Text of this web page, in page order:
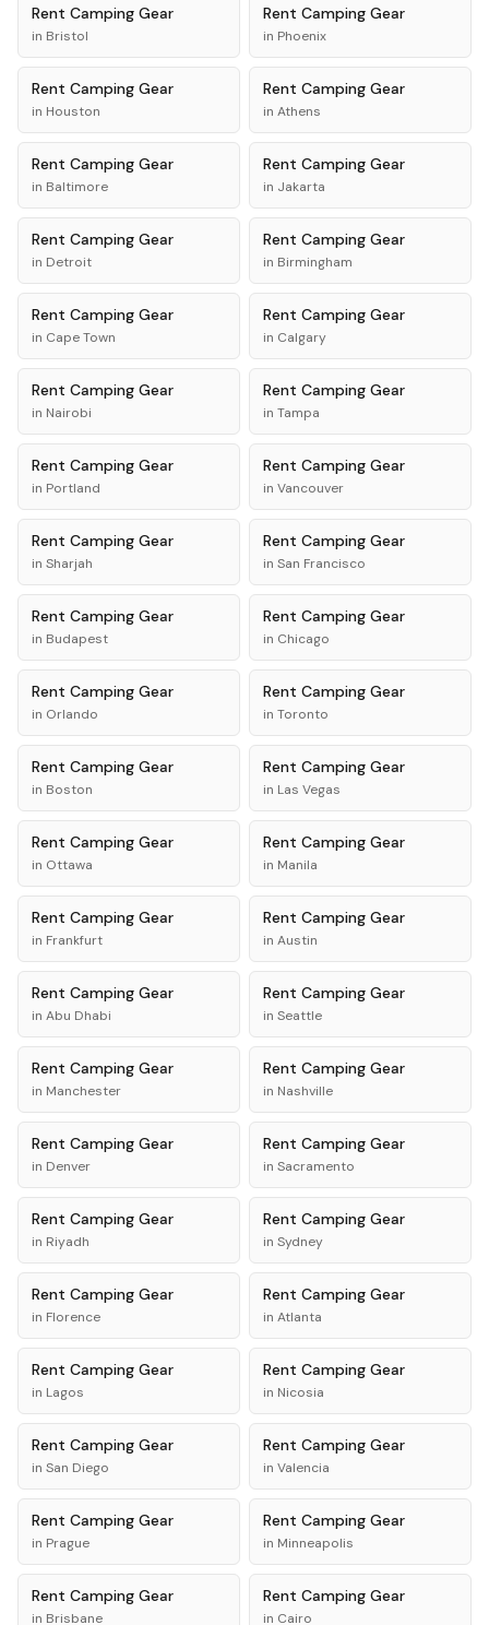
Rent Camping Gear
in Bristol
Rent Camping Gear
in Phoenix
Rent Camping Gear
in Houston
Rent Camping Gear
in Athens
Rent Camping Gear
in Baltimore
Rent Camping Gear
in Jakarta
Rent Camping Gear
in Detroit
Rent Camping Gear
in Birmingham
Rent Camping Gear
in Cape Town
Rent Camping Gear
in Calgary
Rent Camping Gear
in Nairobi
Rent Camping Gear
in Tampa
Rent Camping Gear
in Portland
Rent Camping Gear
in Vancouver
Rent Camping Gear
in Sharjah
Rent Camping Gear
in San Francisco
Rent Camping Gear
in Budapest
Rent Camping Gear
in Chicago
Rent Camping Gear
in Orlando
Rent Camping Gear
in Toronto
Rent Camping Gear
in Boston
Rent Camping Gear
in Las Vegas
Rent Camping Gear
in Ottawa
Rent Camping Gear
in Manila
Rent Camping Gear
in Frankfurt
Rent Camping Gear
in Austin
Rent Camping Gear
in Abu Dhabi
Rent Camping Gear
in Seattle
Rent Camping Gear
in Manchester
Rent Camping Gear
in Nashville
Rent Camping Gear
in Denver
Rent Camping Gear
in Sacramento
Rent Camping Gear
in Riyadh
Rent Camping Gear
in Sydney
Rent Camping Gear
in Florence
Rent Camping Gear
in Atlanta
Rent Camping Gear
in Lagos
Rent Camping Gear
in Nicosia
Rent Camping Gear
in San Diego
Rent Camping Gear
in Valencia
Rent Camping Gear
in Prague
Rent Camping Gear
in Minneapolis
Rent Camping Gear
in Brisbane
Rent Camping Gear
in Cairo